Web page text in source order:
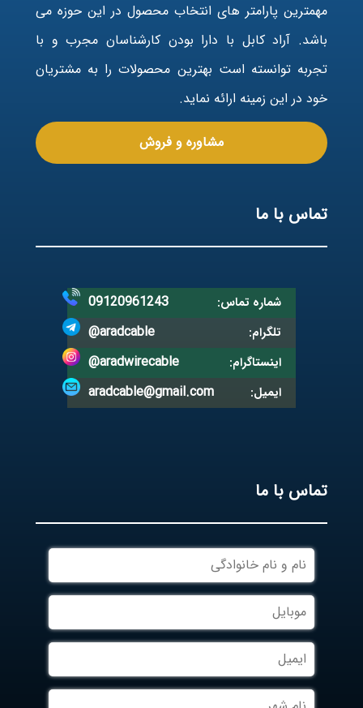
مهمترین پارامتر های انتخاب محصول در این حوزه می
باشد. آراد کابل با دارا بودن کارشناسان مجرب و با
تجربه توانسته است بهترین محصولات را به مشتریان
خود در این زمینه ارائه نماید.
مشاوره و فروش
تماس با ما
شماره تماس: 09120961243
تلگرام: @aradcable
اینستاگرام: @aradwirecable
ایمیل: aradcable@gmail.com
تماس با ما